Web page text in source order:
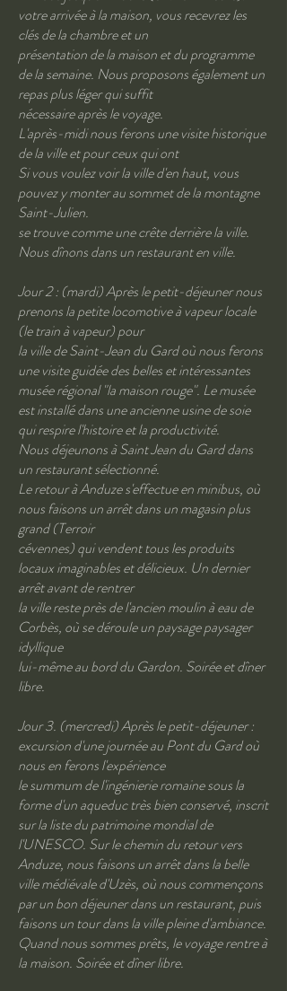
votre arrivée à la maison, vous recevrez les
clés de la chambre et un
présentation de la maison et du programme
de la semaine. Nous proposons également un
repas plus léger qui suffit
nécessaire après le voyage.
L'après-midi nous ferons une visite historique
de la ville et pour ceux qui ont
Si vous voulez voir la ville d'en haut, vous
pouvez y monter au sommet de la montagne
Saint-Julien.
se trouve comme une crête derrière la ville.
Nous dînons dans un restaurant en ville.
Jour 2 : (mardi) Après le petit-déjeuner nous
prenons la petite locomotive à vapeur locale
(le train à vapeur) pour
la ville de Saint-Jean du Gard où nous ferons
une visite guidée des belles et intéressantes
musée régional "la maison rouge". Le musée
est installé dans une ancienne usine de soie
qui respire l'histoire et la productivité.
Nous déjeunons à Saint Jean du Gard dans
un restaurant sélectionné.
Le retour à Anduze s'effectue en minibus, où
nous faisons un arrêt dans un magasin plus
grand (Terroir
cévennes) qui vendent tous les produits
locaux imaginables et délicieux. Un dernier
arrêt avant de rentrer
la ville reste près de l'ancien moulin à eau de
Corbès, où se déroule un paysage paysager
idyllique
lui-même au bord du Gardon. Soirée et dîner
libre.
Jour 3. (mercredi) Après le petit-déjeuner :
excursion d'une journée au Pont du Gard où
nous en ferons l'expérience
le summum de l'ingénierie romaine sous la
forme d'un aqueduc très bien conservé, inscrit
sur la liste du patrimoine mondial de
l'UNESCO. Sur le chemin du retour vers
Anduze, nous faisons un arrêt dans la belle
ville médiévale d'Uzès, où nous commençons
par un bon déjeuner dans un restaurant, puis
faisons un tour dans la ville pleine d'ambiance.
Quand nous sommes prêts, le voyage rentre à
la maison. Soirée et dîner libre.